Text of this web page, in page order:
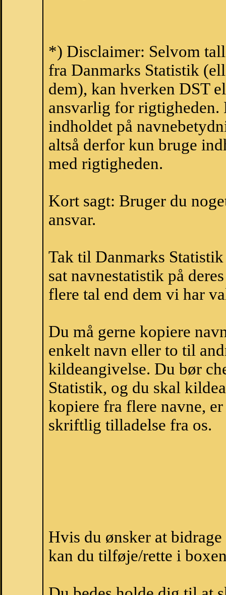
*) Disclaimer: Selvom
fra Danmarks Statistik
dem), kan hverken DST
ansvarlig for
indholdet på
altså derfor kun bruge
med rigtigheden.
Kort sagt: Bruger du
ansvar.
Tak til Danmarks
sat navnestatistik på
flere tal end dem vi har
Du må gerne kopiere
enkelt navn eller to til
kildeangivelse. Du bør
Statistik, og du skal
kopiere fra flere navne,
skriftlig tilladelse fra os.
Hvis du ønsker at
kan du tilføje/rette i